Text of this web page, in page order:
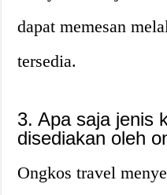
dapat memesan
tersedia.
3. Apa saja jenis
disediakan oleh
Ongkos travel